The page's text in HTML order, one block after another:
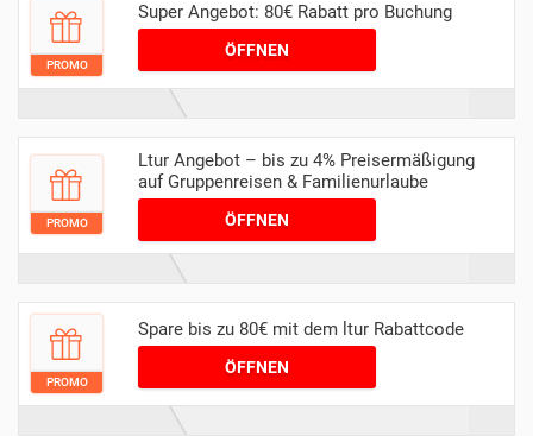
PROMO
Super Angebot: 80€ Rabatt pro Buchung
ÖFFNEN
PROMO
Ltur Angebot – bis zu 4% Preisermäßigung
auf Gruppenreisen & Familienurlaube
ÖFFNEN
PROMO
Spare bis zu 80€ mit dem ltur Rabattcode
ÖFFNEN